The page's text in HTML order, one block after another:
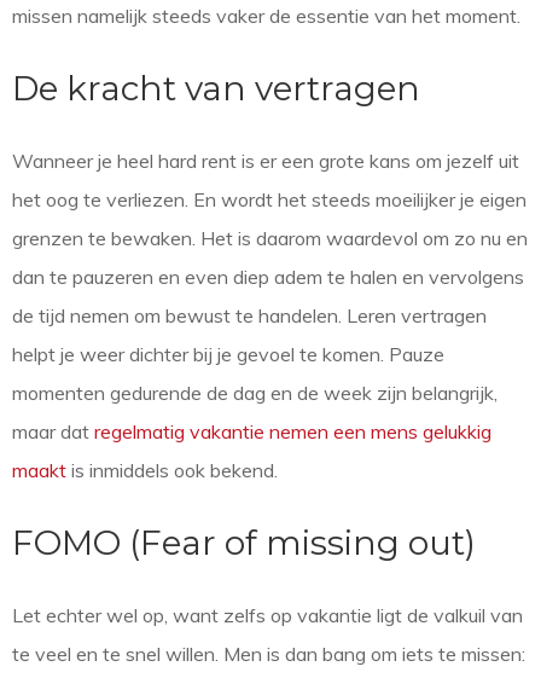
missen namelijk steeds vaker de essentie van het moment.
De kracht van vertragen
Wanneer je heel hard rent is er een grote kans om jezelf uit
het oog te verliezen. En wordt het steeds moeilijker je eigen
grenzen te bewaken. Het is daarom waardevol om zo nu en
dan te pauzeren en even diep adem te halen en vervolgens
de tijd nemen om bewust te handelen. Leren vertragen
helpt je weer dichter bij je gevoel te komen. Pauze
momenten gedurende de dag en de week zijn belangrijk,
maar dat regelmatig vakantie nemen een mens gelukkig
maakt is inmiddels ook bekend.
FOMO (Fear of missing out)
Let echter wel op, want zelfs op vakantie ligt de valkuil van
te veel en te snel willen. Men is dan bang om iets te missen: